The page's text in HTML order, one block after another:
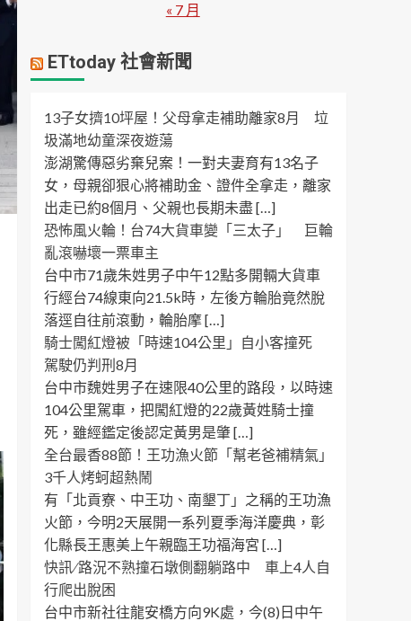
« 7 月
ETtoday 社會新聞
13子女擠10坪屋！父母拿走補助離家8月 垃
圾滿地幼童深夜遊蕩
澎湖驚傳惡劣棄兒案！一對夫妻育有13名子
女，母親卻狠心將補助金、證件全拿走，離家
出走已約8個月、父親也長期未盡 […]
恐怖風火輪！台74大貨車變「三太子」 巨輪
亂滾嚇壞一票車主
台中市71歲朱姓男子中午12點多開輛大貨車
行經台74線東向21.5k時，左後方輪胎竟然脫
落逕自往前滾動，輪胎摩 […]
騎士闖紅燈被「時速104公里」自小客撞死
駕駛仍判刑8月
台中市魏姓男子在速限40公里的路段，以時速
104公里駕車，把闖紅燈的22歲黃姓騎士撞
死，雖經鑑定後認定黃男是肇 […]
全台最香88節！王功漁火節「幫老爸補精氣」
3千人烤蚵超熱鬧
有「北貢寮、中王功、南墾丁」之稱的王功漁
火節，今明2天展開一系列夏季海洋慶典，彰
化縣長王惠美上午親臨王功福海宮 […]
快訊 ∕ 路況不熟撞石墩側翻躺路中 車上4人自
行爬出脫困
台中市新社往龍安橋方向9K處，今(8)日中午